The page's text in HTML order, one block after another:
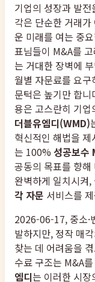
기업의 성장과 발
각은 단순한 거래
운 미래를 여는 중
표님들이 M&A를
는 거대한 장벽에
월별 자문료를 요
문턱은 높기만 합
용은 고스란히 기
더블유엠디(WMD)
혁신적인 해법을
는 100% 성공보수
공동의 목표를 향
완벽하게 일치시켜
각 자문 서비스를
2026-06-17, 중소·
발하지만, 정작 매
찾는 데 어려움을
수료 구조는 M&A
엠디는 이러한 시장